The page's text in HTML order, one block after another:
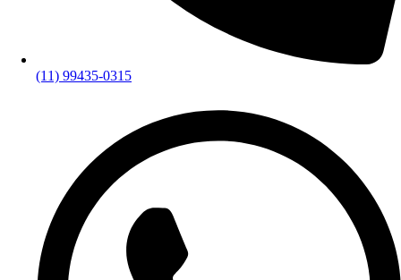
(11) 99435-0315